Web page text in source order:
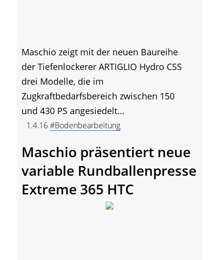
Maschio zeigt mit der neuen Baureihe
der Tiefenlockerer ARTIGLIO Hydro CSS
drei Modelle, die im
Zugkraftbedarfsbereich zwischen 150
und 430 PS angesiedelt...
1.4.16#Bodenbearbeitung
Maschio präsentiert neue
variable Rundballenpresse
Extreme 365 HTC